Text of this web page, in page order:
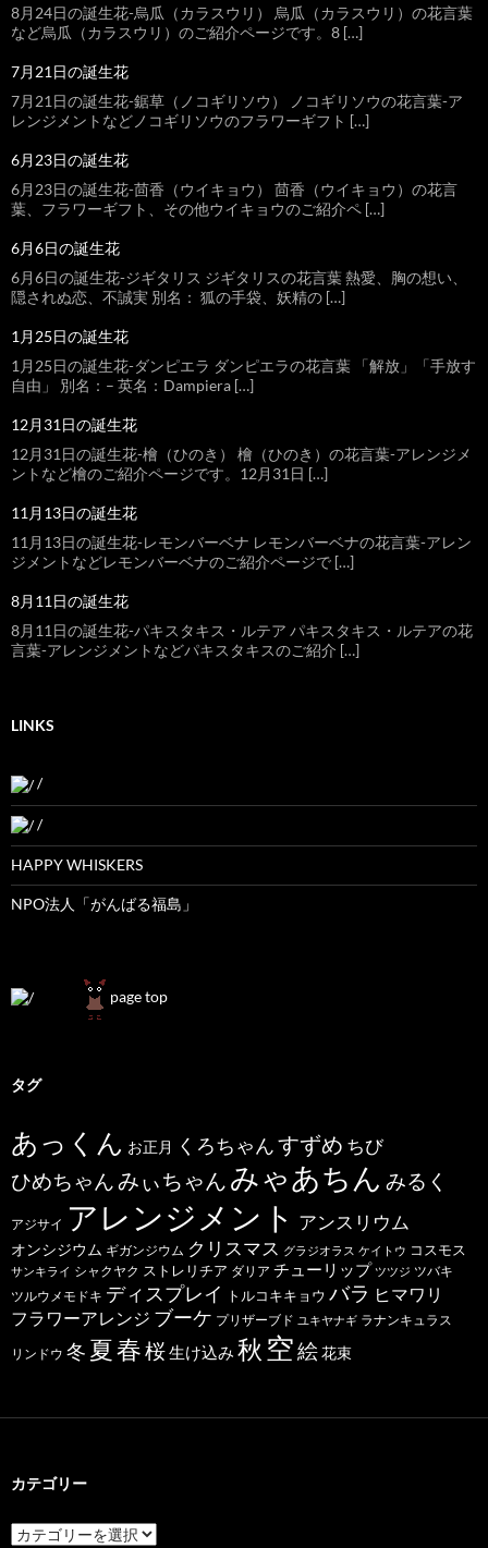
8月24日の誕生花-烏瓜（カラスウリ） 烏瓜（カラスウリ）の花言葉
など烏瓜（カラスウリ）のご紹介ページです。8 […]
7月21日の誕生花
7月21日の誕生花-鋸草（ノコギリソウ） ノコギリソウの花言葉-ア
レンジメントなどノコギリソウのフラワーギフト […]
6月23日の誕生花
6月23日の誕生花-茴香（ウイキョウ） 茴香（ウイキョウ）の花言
葉、フラワーギフト、その他ウイキョウのご紹介ペ […]
6月6日の誕生花
6月6日の誕生花-ジギタリス ジギタリスの花言葉 熱愛、胸の想い、
隠されぬ恋、不誠実 別名： 狐の手袋、妖精の […]
1月25日の誕生花
1月25日の誕生花-ダンピエラ ダンピエラの花言葉 「解放」「手放す
自由」 別名：– 英名：Dampiera […]
12月31日の誕生花
12月31日の誕生花-檜（ひのき） 檜（ひのき）の花言葉-アレンジメ
ントなど檜のご紹介ページです。12月31日 […]
11月13日の誕生花
11月13日の誕生花-レモンバーベナ レモンバーベナの花言葉-アレン
ジメントなどレモンバーベナのご紹介ページで […]
8月11日の誕生花
8月11日の誕生花-パキスタキス・ルテア パキスタキス・ルテアの花
言葉-アレンジメントなどパキスタキスのご紹介 […]
LINKS
/
/
HAPPY WHISKERS
NPO法人「がんばる福島」
page top
タグ
あっくん お正月 くろちゃんすずめ ちび
ひめちゃんみぃちゃん みゃあちん みるく
アジサイ アレンジメント アンスリウム
オンシジウム ギガンジウム クリスマス グラジオラス ケイトウ コスモス
サンキライ シャクヤク ストレリチア ダリア チューリップ ツツジ ツバキ
ツルウメモドキ ディスプレイ トルコキキョウ バラ ヒマワリ
フラワーアレンジ ブーケ プリザーブド ユキヤナギ ラナンキュラス
リンドウ 冬 夏春桜生け込み 秋 空絵花束
カテゴリー
カ